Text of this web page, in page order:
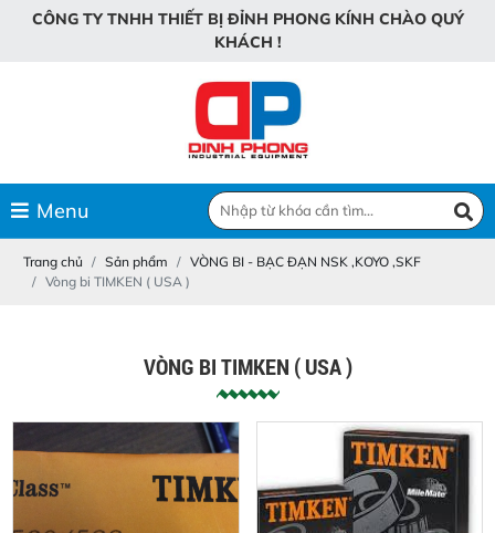
CÔNG TY TNHH THIẾT BỊ ĐỈNH PHONG KÍNH CHÀO QUÝ
KHÁCH !
Menu
Trang chủ Sản phẩm
VÒNG BI - BẠC ĐẠN NSK ,KOYO ,SKF
Vòng bi TIMKEN ( USA )
VÒNG BI TIMKEN ( USA )